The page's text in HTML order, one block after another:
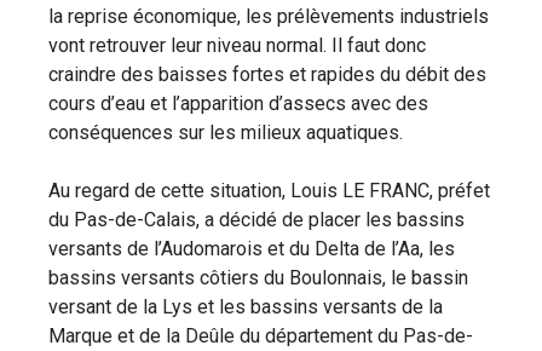
la reprise économique, les prélèvements industriels
vont retrouver leur niveau normal. Il faut donc
craindre des baisses fortes et rapides du débit des
cours d’eau et l’apparition d’assecs avec des
conséquences sur les milieux aquatiques.
Au regard de cette situation, Louis LE FRANC, préfet
du Pas-de-Calais, a décidé de placer les bassins
versants de l’Audomarois et du Delta de l’Aa, les
bassins versants côtiers du Boulonnais, le bassin
versant de la Lys et les bassins versants de la
Marque et de la Deûle du département du Pas-de-